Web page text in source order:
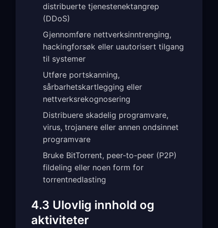
distribuerte tjenestenektangrep
(DDoS)
Gjennomføre nettverksinntrenging,
hackingforsøk eller uautorisert tilgang
til systemer
Utføre portskanning,
sårbarhetskartlegging eller
nettverksrekognosering
Distribuere skadelig programvare,
virus, trojanere eller annen ondsinnet
programvare
Bruke BitTorrent, peer-to-peer (P2P)
fildeling eller noen form for
torrentnedlasting
4.3 Ulovlig innhold og
aktiviteter